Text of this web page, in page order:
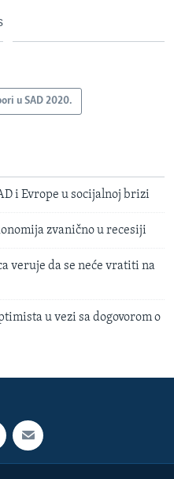
u SAD 2020.
i Evrope u socijalnoj brizi
zvanično u recesiji
veruje da se neće vratiti na
u vezi sa dogovorom o